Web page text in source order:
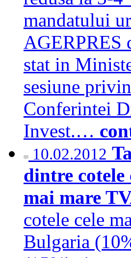
mandatului
AGERPRES
stat in
sesiune
Conferintei
Invest.…
10.02.2012
dintre
mai mare
cotele cele
Bulgaria